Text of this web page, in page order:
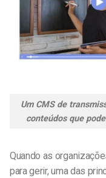
Um CMS de
conteúdos que
Quando as
para gerir, uma das